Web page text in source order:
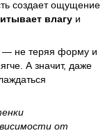
создает ощущение
влагу и
— не теряя форму и
А значит, даже
от